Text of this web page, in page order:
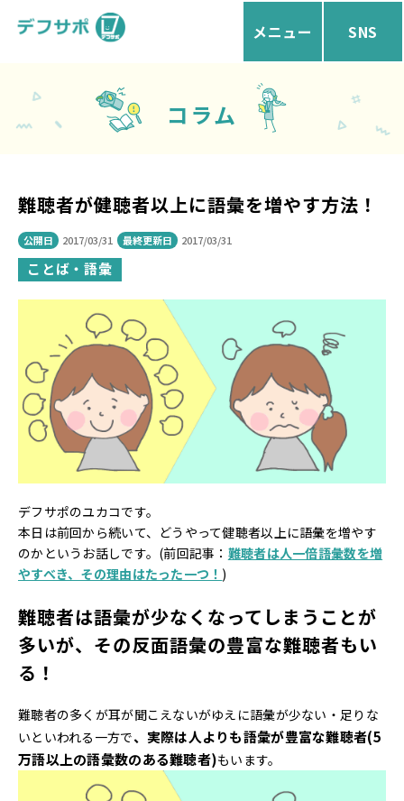
メニュー SNS
コラム
難聴者が健聴者以上に語彙を増やす方法！
公開日 2017/03/31 最終更新日 2017/03/31
ことば・語彙
デフサポのユカコです。
本日は前回から続いて、どうやって健聴者以上に語彙を増やす
のかというお話しです。(前回記事： 難聴者は人一倍語彙数を増
やすべき、その理由はたった一つ！ )
難聴者は語彙が少なくなってしまうことが
多いが、その反面語彙の豊富な難聴者もい
る！
難聴者の多くが耳が聞こえないがゆえに語彙が少ない・足りな
いといわれる一方で、実際は人よりも語彙が豊富な難聴者(5
万語以上の語彙数のある難聴者)もいます。